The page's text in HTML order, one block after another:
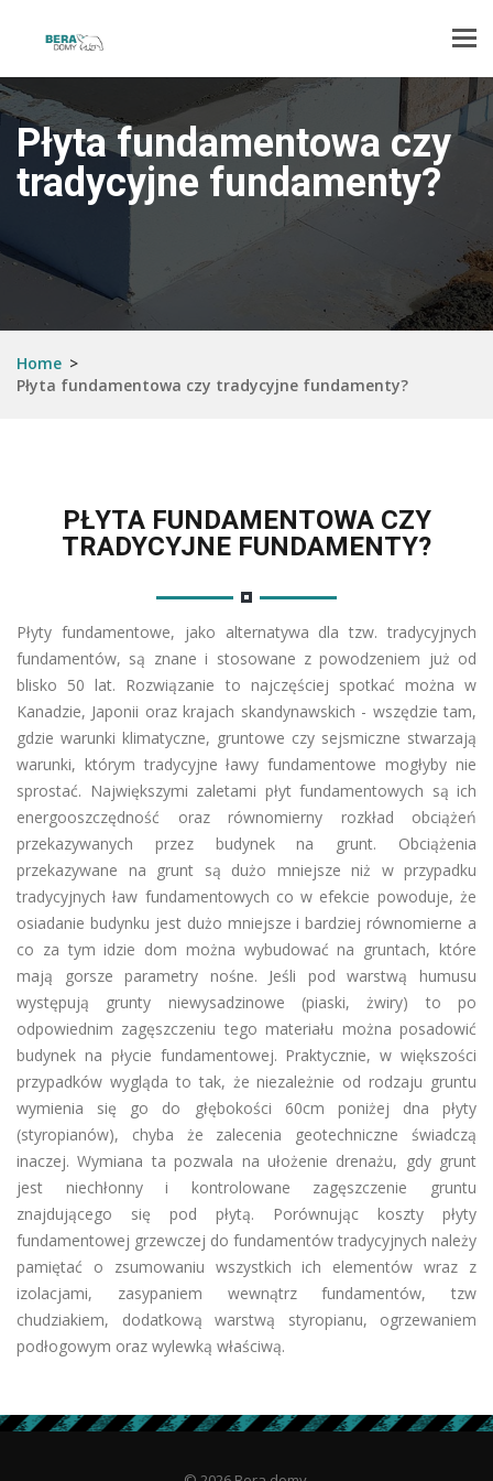
Płyta fundamentowa czy
tradycyjne fundamenty?
Home >
Płyta fundamentowa czy tradycyjne fundamenty?
PŁYTA FUNDAMENTOWA CZY
TRADYCYJNE FUNDAMENTY?
Płyty fundamentowe, jako alternatywa dla tzw. tradycyjnych
fundamentów, są znane i stosowane z powodzeniem już od
blisko 50 lat. Rozwiązanie to najczęściej spotkać można w
Kanadzie, Japonii oraz krajach skandynawskich - wszędzie tam,
gdzie warunki klimatyczne, gruntowe czy sejsmiczne stwarzają
warunki, którym tradycyjne ławy fundamentowe mogłyby nie
sprostać. Największymi zaletami płyt fundamentowych są ich
energooszczędność oraz równomierny rozkład obciążeń
przekazywanych przez budynek na grunt. Obciążenia
przekazywane na grunt są dużo mniejsze niż w przypadku
tradycyjnych ław fundamentowych co w efekcie powoduje, że
osiadanie budynku jest dużo mniejsze i bardziej równomierne a
co za tym idzie dom można wybudować na gruntach, które
mają gorsze parametry nośne. Jeśli pod warstwą humusu
występują grunty niewysadzinowe (piaski, żwiry) to po
odpowiednim zagęszczeniu tego materiału można posadowić
budynek na płycie fundamentowej. Praktycznie, w większości
przypadków wygląda to tak, że niezależnie od rodzaju gruntu
wymienia się go do głębokości 60cm poniżej dna płyty
(styropianów), chyba że zalecenia geotechniczne świadczą
inaczej. Wymiana ta pozwala na ułożenie drenażu, gdy grunt
jest niechłonny i kontrolowane zagęszczenie gruntu
znajdującego się pod płytą. Porównując koszty płyty
fundamentowej grzewczej do fundamentów tradycyjnych należy
pamiętać o zsumowaniu wszystkich ich elementów wraz z
izolacjami, zasypaniem wewnątrz fundamentów, tzw
chudziakiem, dodatkową warstwą styropianu, ogrzewaniem
podłogowym oraz wylewką właściwą.